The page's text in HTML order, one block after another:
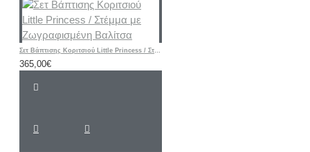
Σετ Βάπτισης Κοριτσιού Little Princess / Στέμμα με Ζωγραφισμένη Βαλίτσα
365,00€